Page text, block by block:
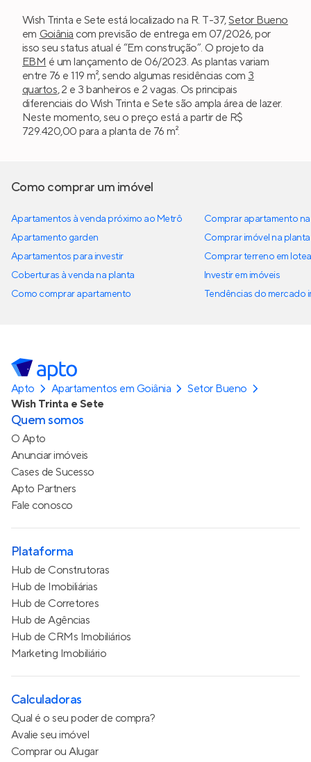
Wish Trinta e Sete está localizado na R. T-37,Setor Bueno
em Goiânia com previsão de entrega em 07/2026, por
isso seu status atual é “Em construção”. O projeto da
EBM é um lançamento de 06/2023. As plantas variam
entre 76 e 119 m², sendo algumas residências com 3
quartos, 2 e 3 banheiros e 2 vagas. Os principais
diferenciais do Wish Trinta e Sete são ampla área de lazer.
Neste momento, seu o preço está a partir de R$
729.420,00 para a planta de 76 m².
Como comprar um imóvel
Apartamentos à venda próximo ao Metrô
Apartamento garden
Apartamentos para investir
Coberturas à venda na planta
Como comprar apartamento
Comprar apartamento
Comprar imóvel na planta
Comprar terreno em
Investir em imóveis
Tendências do mercado
Apto Apartamentos em Goiânia
Setor Bueno
Wish Trinta e Sete
Quem somos
O Apto
Anunciar imóveis
Cases de Sucesso
Apto Partners
Fale conosco
Plataforma
Hub de Construtoras
Hub de Imobiliárias
Hub de Corretores
Hub de Agências
Hub de CRMs Imobiliários
Marketing Imobiliário
Calculadoras
Qual é o seu poder de compra?
Avalie seu imóvel
Comprar ou Alugar